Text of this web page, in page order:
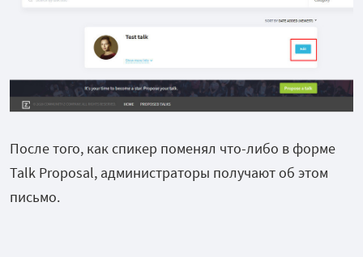
После того, как спикер поменял что-либо в форме
Talk Proposal, администраторы получают об этом
письмо.